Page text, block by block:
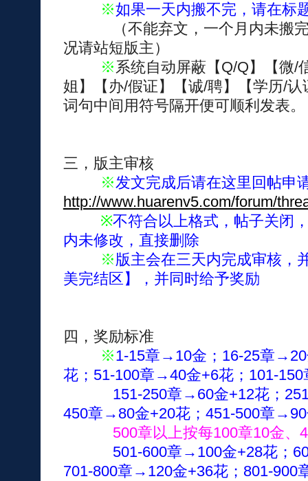
※如果一天内搬不完，请在标
（不能弃文，一个月内未搬完
况请站短版主）
※ 系统自动屏蔽【Q/Q】【微/
姐】【办/假证】【诚/聘】【学历/
词句中间用符号隔开便可顺利发表。
三，版主审核
※发文完成后请在这里回帖申
http://www.huarenv5.com/forum/
※不符合以上格式，帖子关闭
内未修改，直接删除
※版主会在三天内完成审核，
美完结区】，并同时给予奖励
四，奖励标准
※1-15章→10金；16-25章
花；51-100章→40金+6花；101-
151-250章→60金+12花；251-
450章→80金+20花；451-500章
500章以上按每100章10金、
501-600章→100金+28花；
701-800章→120金+36花；801-900